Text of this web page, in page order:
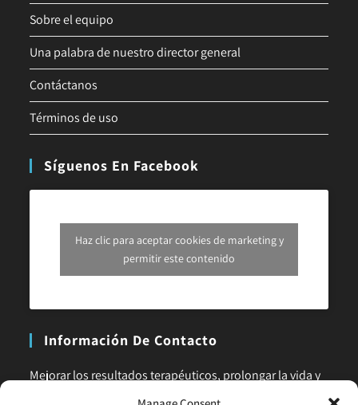
Sobre el equipo
Una palabra de nuestro director general
Contáctanos
Términos de uso
Síguenos En Facebook
Haz clic para aceptar cookies de marketing y
permitir este contenido
Información De Contacto
Mejorar los resultados terapéuticos, prolongar la vida y
la calidad de vida es nuestra principal misión. No dudes